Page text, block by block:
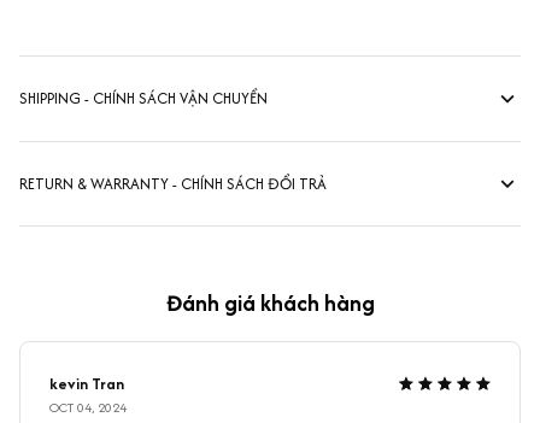
SHIPPING - CHÍNH SÁCH VẬN CHUYỂN
RETURN & WARRANTY - CHÍNH SÁCH ĐỔI TRẢ
Đánh giá khách hàng
kevin Tran
OCT 04, 2024